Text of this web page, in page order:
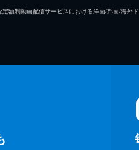
額制動画配信サービスにおける洋画/邦画/海外